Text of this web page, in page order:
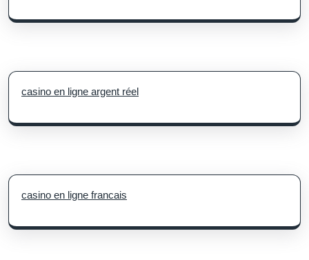
casino en ligne argent réel
casino en ligne francais